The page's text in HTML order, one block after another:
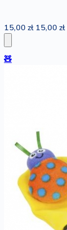
15,00 zł 15,00 zł
🧸